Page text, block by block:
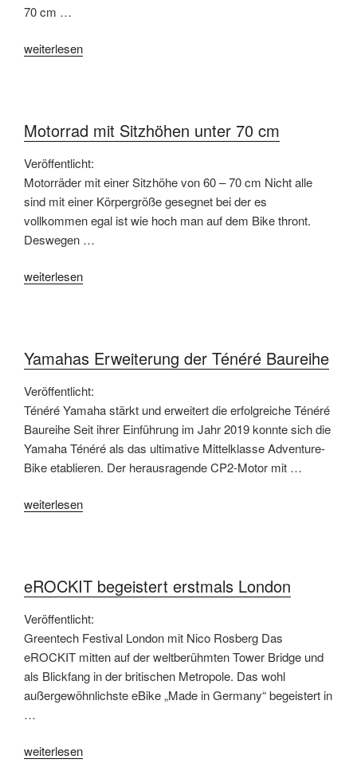
70 cm …
„Motorräder
weiterlesen
Motorrad mit Sitzhöhen unter 70 cm
Veröffentlicht:
Motorräder mit einer Sitzhöhe von 60 – 70 cm Nicht alle
sind mit einer Körpergröße gesegnet bei der es
vollkommen egal ist wie hoch man auf dem Bike thront.
Deswegen …
„Motorrad
70
cm“
weiterlesen
Yamahas Erweiterung der Ténéré Baureihe
Veröffentlicht:
Ténéré Yamaha stärkt und erweitert die erfolgreiche Ténéré
Baureihe Seit ihrer Einführung im Jahr 2019 konnte sich die
Yamaha Ténéré als das ultimative Mittelklasse Adventure-
Bike etablieren. Der herausragende CP2-Motor mit …
„Yamahas
Baureihe“
weiterlesen
eROCKIT begeistert erstmals London
Veröffentlicht:
Greentech Festival London mit Nico Rosberg Das
eROCKIT mitten auf der weltberühmten Tower Bridge und
als Blickfang in der britischen Metropole. Das wohl
außergewöhnlichste eBike „Made in Germany“ begeistert in
…
„eROCKIT
weiterlesen